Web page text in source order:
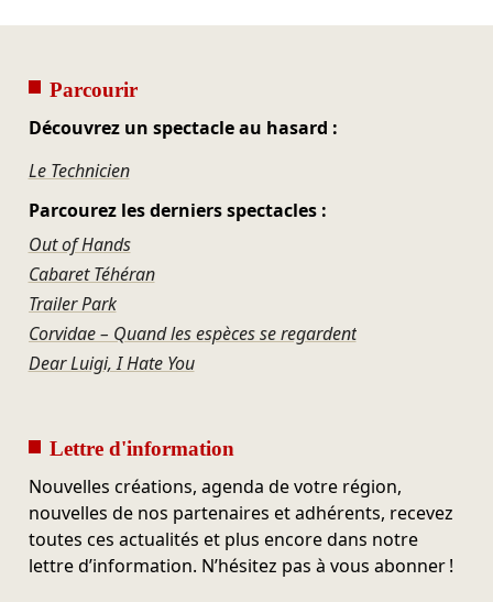
Parcourir
Découvrez un spectacle au hasard :
Le Technicien
Parcourez les derniers spectacles :
Out of Hands
Cabaret Téhéran
Trailer Park
Corvidae – Quand les espèces se regardent
Dear Luigi, I Hate You
Lettre d'information
Nouvelles créations, agenda de votre région,
nouvelles de nos partenaires et adhérents, recevez
toutes ces actualités et plus encore dans notre
lettre d’information. N’hésitez pas à vous abonner !